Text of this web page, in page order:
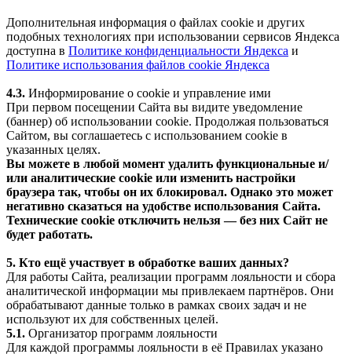
Дополнительная информация о файлах cookie и других
подобных технологиях при использовании сервисов Яндекса
доступна в Политике конфиденциальности Яндекса и
Политике использования файлов cookie Яндекса
4.3. Информирование о cookie и управление ими
При первом посещении Сайта вы видите уведомление
(баннер) об использовании cookie. Продолжая пользоваться
Сайтом, вы соглашаетесь с использованием cookie в
указанных целях.
Вы можете в любой момент удалить функциональные и/
или аналитические cookie или изменить настройки
браузера так, чтобы он их блокировал. Однако это может
негативно сказаться на удобстве использования Сайта.
Технические cookie отключить нельзя — без них Сайт не
будет работать.
5. Кто ещё участвует в обработке ваших данных?
Для работы Сайта, реализации программ лояльности и сбора
аналитической информации мы привлекаем партнёров. Они
обрабатывают данные только в рамках своих задач и не
используют их для собственных целей.
5.1. Организатор программ лояльности
Для каждой программы лояльности в её Правилах указано